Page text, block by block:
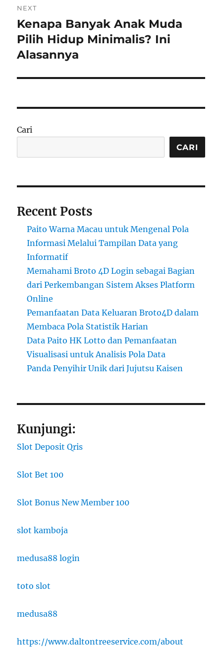
NEXT
Next
post:
Kenapa Banyak Anak Muda
Pilih Hidup Minimalis? Ini
Alasannya
Cari
CARI
Recent Posts
Paito Warna Macau untuk Mengenal Pola
Informasi Melalui Tampilan Data yang
Informatif
Memahami Broto 4D Login sebagai Bagian
dari Perkembangan Sistem Akses Platform
Online
Pemanfaatan Data Keluaran Broto4D dalam
Membaca Pola Statistik Harian
Data Paito HK Lotto dan Pemanfaatan
Visualisasi untuk Analisis Pola Data
Panda Penyihir Unik dari Jujutsu Kaisen
Kunjungi:
Slot Deposit Qris
Slot Bet 100
Slot Bonus New Member 100
slot kamboja
medusa88 login
toto slot
medusa88
https://www.daltontreeservice.com/about